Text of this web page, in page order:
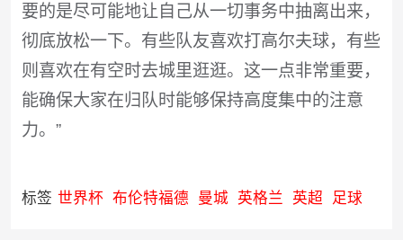
要的是尽可能地让自己从一切事务中抽离出来，
彻底放松一下。有些队友喜欢打高尔夫球，有些
则喜欢在有空时去城里逛逛。这一点非常重要，
能确保大家在归队时能够保持高度集中的注意
力。”
标签 世界杯 布伦特福德 曼城 英格兰 英超 足球